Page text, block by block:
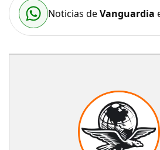
Noticias deVanguardia